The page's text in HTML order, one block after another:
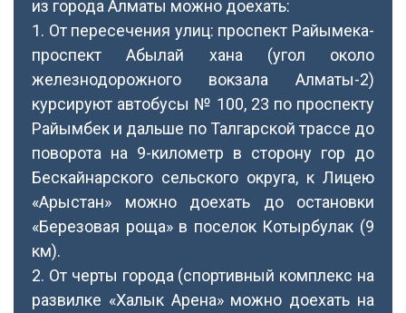
из города Алматы можно доехать:
1. От пересечения улиц: проспект Райымека-
проспект Абылай хана (угол около
железнодорожного вокзала Алматы-2)
курсируют автобусы № 100, 23 по проспекту
Райымбек и дальше по Талгарской трассе до
поворота на 9-километр в сторону гор до
Бескайнарского сельского округа, к Лицею
«Арыстан» можно доехать до остановки
«Березовая роща» в поселок Котырбулак (9
км).
2. От черты города (спортивный комплекс на
развилке «Халык Арена» можно доехать на